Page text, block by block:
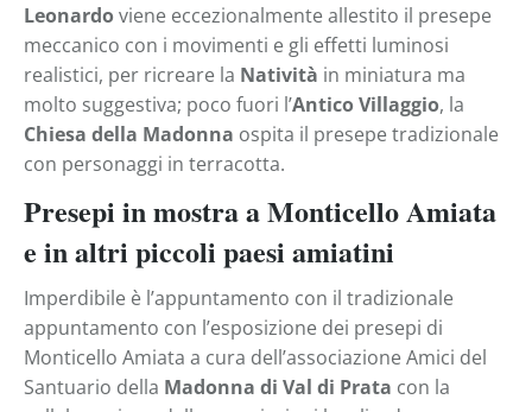
Leonardoviene eccezionalmente allestito il presepe
meccanico con i movimenti e gli effetti luminosi
realistici, per ricreare la Natività in miniatura ma
molto suggestiva; poco fuori l’Antico Villaggio, la
Chiesa della Madonna ospita il presepe tradizionale
con personaggi in terracotta.
Presepi in mostra a Monticello Amiata
e in altri piccoli paesi amiatini
Imperdibile è l’appuntamento con il tradizionale
appuntamento con l’esposizione dei presepi di
Monticello Amiata a cura dell’associazione Amici del
Santuario della Madonna di Val di Prata con la